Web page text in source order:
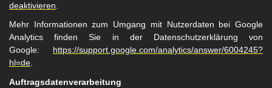
deaktivieren.
Mehr Informationen zum Umgang mit Nutzerdaten bei Google
Analytics finden Sie in der Datenschutzerklärung von
Google: https://support.google.com/analytics/answer/6004245?
hl=de.
Auftragsdatenverarbeitung